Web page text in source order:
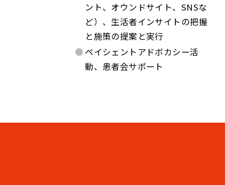
ント、オウンドサイト、SNSな
ど）、生活者インサイトの把握
と施策の提案と実行
● ペイシェントアドボカシー活
動、患者会サポート